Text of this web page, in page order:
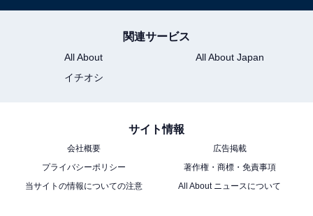
内正規品
Amazonで見る
ロジクール「G703h」
関連サービス
All About
All About Japan
イチオシ
サイト情報
会社概要
広告掲載
プライバシーポリシー
著作権・商標・免責事項
当サイトの情報についての注意
All About ニュースについて